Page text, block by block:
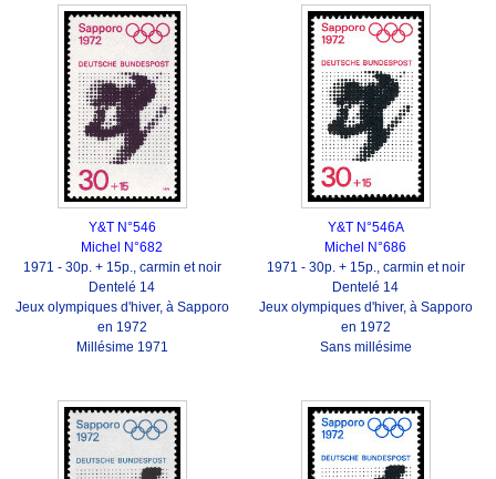
Y&T N°546
Michel N°682
1971 - 30p. + 15p., carmin et noir
Dentelé 14
Jeux olympiques d'hiver, à Sapporo
en 1972
Millésime 1971
Y&T N°546A
Michel N°686
1971 - 30p. + 15p., carmin et noir
Dentelé 14
Jeux olympiques d'hiver, à Sapporo
en 1972
Sans millésime